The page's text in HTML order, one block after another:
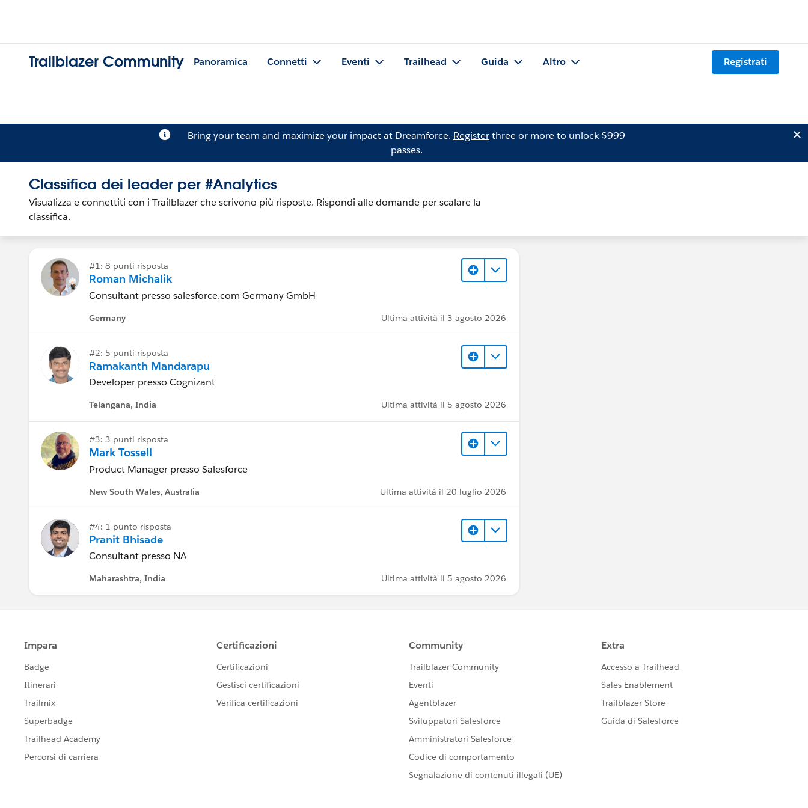
Trailblazer Community Panoramica Connetti Eventi Trailhead Guida Altro Registrati
Bring your team and maximize your impact at Dreamforce. Registerthree or more to unlock $999
passes.
Classifica dei leader per #Analytics
Visualizza e connettiti con i Trailblazer che scrivono più risposte. Rispondi alle domande per scalare la
classifica.
#1: 8 punti risposta
Roman Michalik
Consultant presso salesforce.com Germany GmbH
Germany Ultima attività il 3 agosto 2026
#2: 5 punti risposta
Ramakanth Mandarapu
Developer presso Cognizant
Telangana, India Ultima attività il 5 agosto 2026
#3: 3 punti risposta
Mark Tossell
Product Manager presso Salesforce
New South Wales, Australia Ultima attività il 20 luglio 2026
#4: 1 punto risposta
Pranit Bhisade
Consultant presso NA
Maharashtra, India Ultima attività il 5 agosto 2026